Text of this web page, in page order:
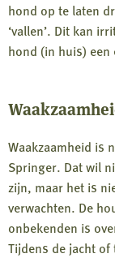
hond op te laten
‘vallen’. Dit kan
hond (in huis)
Waakzaamheid is
Springer. Dat wil
zijn, maar het is
verwachten. De
onbekenden is
Tijdens de jacht